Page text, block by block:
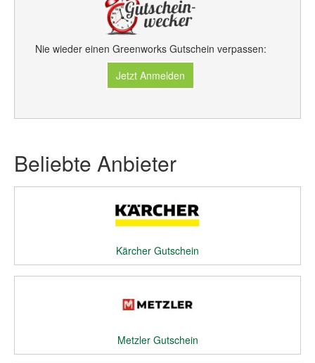
Nie wieder einen Greenworks Gutschein verpassen:
Jetzt Anmelden
Beliebte Anbieter
Kärcher Gutschein
Metzler Gutschein